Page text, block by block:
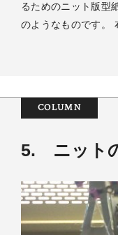
るためのニット版型
のようなものです。
COLUMN
5. ニット